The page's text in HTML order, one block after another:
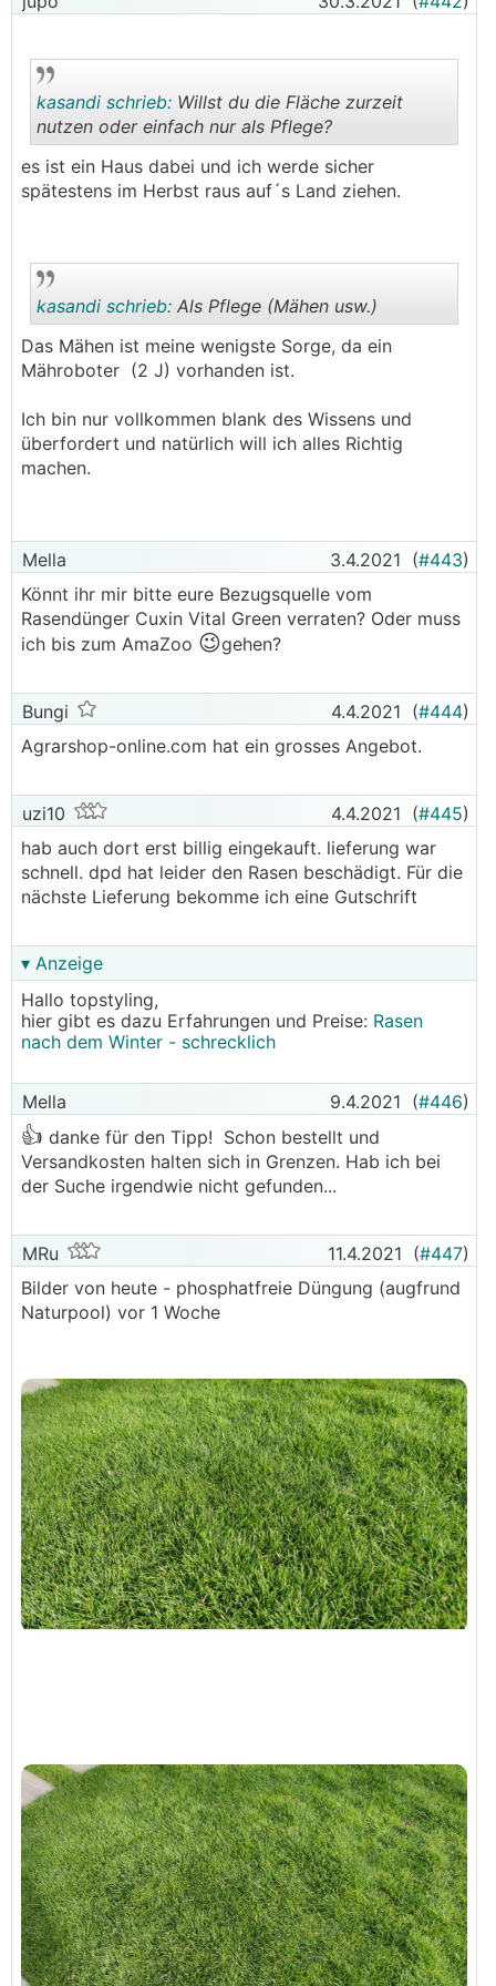
Das ist mehr oder weniger auf der ganzen Fläche so.
Was kann es sein?
1. wöchentlich mähen (nicht zu kurz - mittlere
Einstellung vom Rasenmäher)
2. 1-2x im Jahr Vertikutieren
3. 2-3x im Jahr düngen
4. im Hochsommer regelmäßige Bewässerung
Wäre für Tipps sehr dankbar.
lg
Christian
auf das Düngen)- wie machen die Leute das, die
Vertekutieren war auch ein Thema, habe aber
gelesen, dass das im Frühjahr und gerade bei
Unkraut das kontro produktiv ist. Meine Idee
wäre jetzt mal zu schauen, wie sich der Rasen
entwickelt und notfalls im Mai zu vertikutieren -
gut oder nicht gut?
..
kasandi schrieb: Willst du die Fläche zurzeit
nutzen oder einfach nur als Pflege?
es ist ein Haus dabei und ich werde sicher
spätestens im Herbst raus auf´s Land ziehen.
kasandi schrieb: Als Pflege (Mähen usw.)
Das Mähen ist meine wenigste Sorge, da ein
Mähroboter (2 J) vorhanden ist.
Ich bin nur vollkommen blank des Wissens und
überfordert und natürlich will ich alles Richtig
machen.
Mella 3.4.2021 (#443)
Könnt ihr mir bitte eure Bezugsquelle vom
Rasendünger Cuxin Vital Green verraten? Oder muss
ich bis zum AmaZoo 😉gehen?
Bungi 4.4.2021 (#444)
Agrarshop-online.com hat ein grosses Angebot.
uzi10 4.4.2021 (#445)
hab auch dort erst billig eingekauft. lieferung war
schnell. dpd hat leider den Rasen beschädigt. Für die
nächste Lieferung bekomme ich eine Gutschrift
▾ Anzeige
Hallo topstyling,
hier gibt es dazu Erfahrungen und Preise: Rasen
nach dem Winter - schrecklich
Mella 9.4.2021 (#446)
👍 danke für den Tipp! Schon bestellt und
Versandkosten halten sich in Grenzen. Hab ich bei
der Suche irgendwie nicht gefunden...
MRu 11.4.2021 (#447)
Bilder von heute - phosphatfreie Düngung (augfrund
Naturpool) vor 1 Woche